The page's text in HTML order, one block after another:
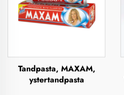
Tandpasta, MAXAM,
ystertandpasta